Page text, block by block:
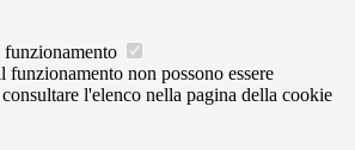
funzionamento
funzionamento non possono essere
l'elenco nella pagina della cookie